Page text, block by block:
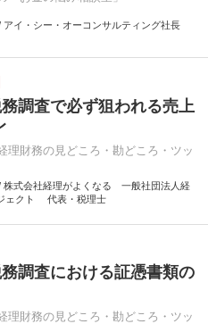
アイ・シー・オーコンサルティング社長
調査で必ず狙われる売上
理財務の見どころ・勘どころ・ツッ
株式会社経理がよくなる 一般社団法人経
ェクト 代表・税理士
調査における証憑書類の
理財務の見どころ・勘どころ・ツッ